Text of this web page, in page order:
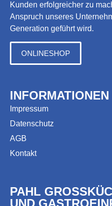
Kunden erfolgreicher zu
Anspruch unseres
Generation geführt wird.
ONLINESHOP
INFORMATIONEN
Impressum
Datenschutz
AGB
Kontakt
PAHL